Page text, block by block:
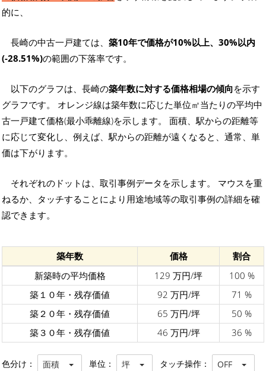
的に、
長崎の中古一戸建ては、 築10年で価格が10%以上、30%以内
(-28.51%)の範囲の下落率です。
以下のグラフは、長崎の築年数に対する価格相場の傾向を示す
グラフです。 オレンジ線は築年数に応じた単位㎡当たりの平均中
古一戸建て価格(最小乖離線)を示します。 面積、駅からの距離等
に応じて変化し、例えば、駅からの距離が遠くなると、通常、単
価は下がります。
それぞれのドットは、取引事例データを示します。 マウスを重
ねるか、タッチすることにより用途地域等の取引事例の詳細を確
認できます。
築年数 価格
割合
新築時の平均価格
129 万円/坪
100 %
築１０年・残存価値
92 万円/坪
71 %
築２０年・残存価値
65 万円/坪
50 %
築３０年・残存価値
46 万円/坪 36 %
色分け： 面積 単位： 坪 タッチ操作： OFF